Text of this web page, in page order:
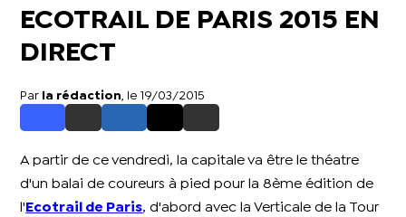
ECOTRAIL DE PARIS 2015 EN
DIRECT
Par la rédaction , le 19/03/2015
A partir de ce vendredi, la capitale va être le théatre
d'un balai de coureurs à pied pour la 8ème édition de
l' Ecotrail de Paris, d'abord avec la Verticale de la Tour